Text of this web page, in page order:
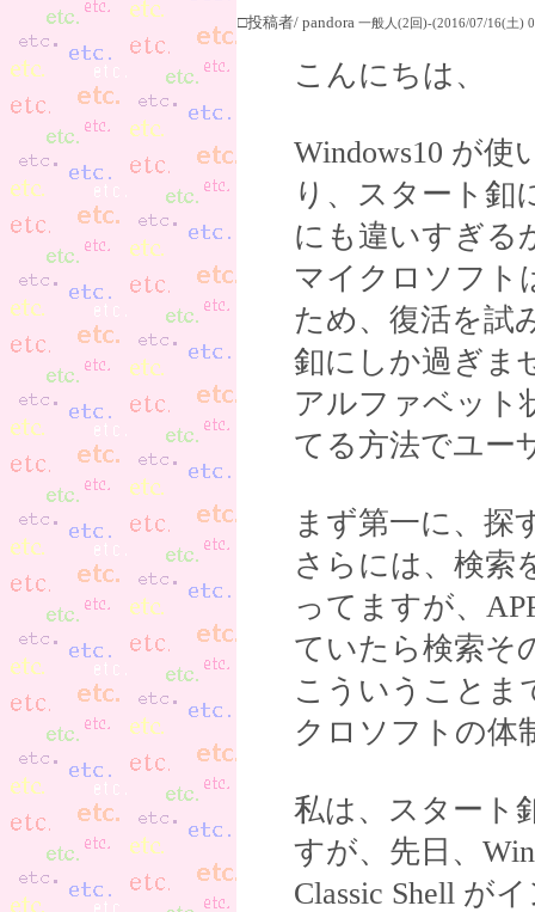
□投稿者/ pandora 一般人(2回)-(2016/07/16(土)
こんにちは、
Windows10 が
り、スタート釦
にも違いすぎる
マイクロソフト
ため、復活を試
釦にしか過ぎま
アルファベット
てる方法でユー
まず第一に、探
さらには、検索
ってますが、
ていたら検索そ
こういうことま
クロソフトの体
私は、スタート
すが、先日、
Classic Shell が